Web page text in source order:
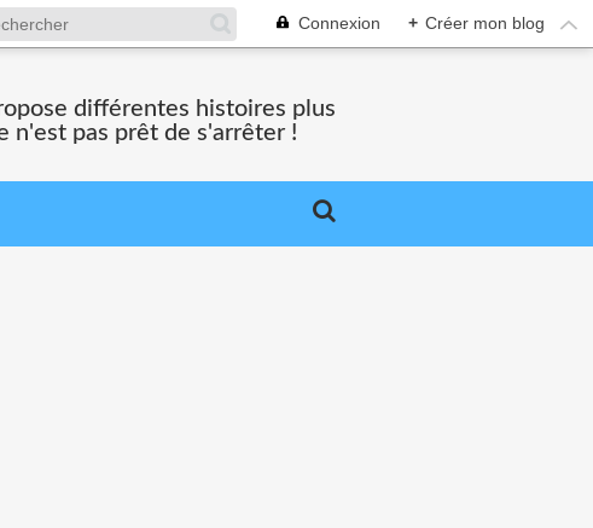
Connexion + Créer mon blog
différentes histoires plus
n'est pas prêt de s'arrêter !